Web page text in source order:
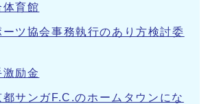
体育館
ツ協会事務執行のあり方検討委
励金
サンガF.C.のホームタウンにな